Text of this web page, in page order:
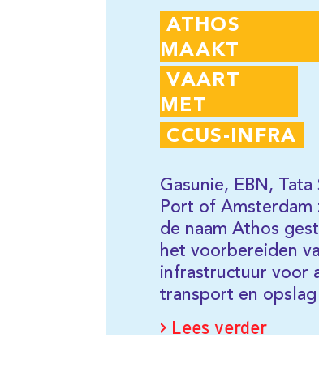
CCUS-INFRA
Gasunie, EBN, Tata Steel en
Port of Amsterdam zijn onder
de naam Athos gestart met
het voorbereiden van de
infrastructuur voor afvang,
transport en opslag van CO 2.